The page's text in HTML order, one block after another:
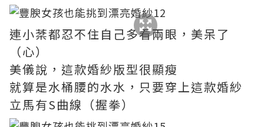
連小棻都忍不住自己多看兩眼，美呆了
（心）
美儀說，這款婚紗版型很顯瘦
就算是水桶腰的水水，只要穿上這款婚紗
立馬有S曲線（握拳）